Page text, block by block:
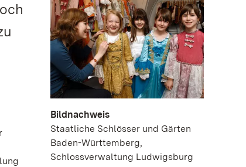
Bildnachweis
Staatliche Schlösser und Gärten
Baden-Württemberg,
Schlossverwaltung Ludwigsburg